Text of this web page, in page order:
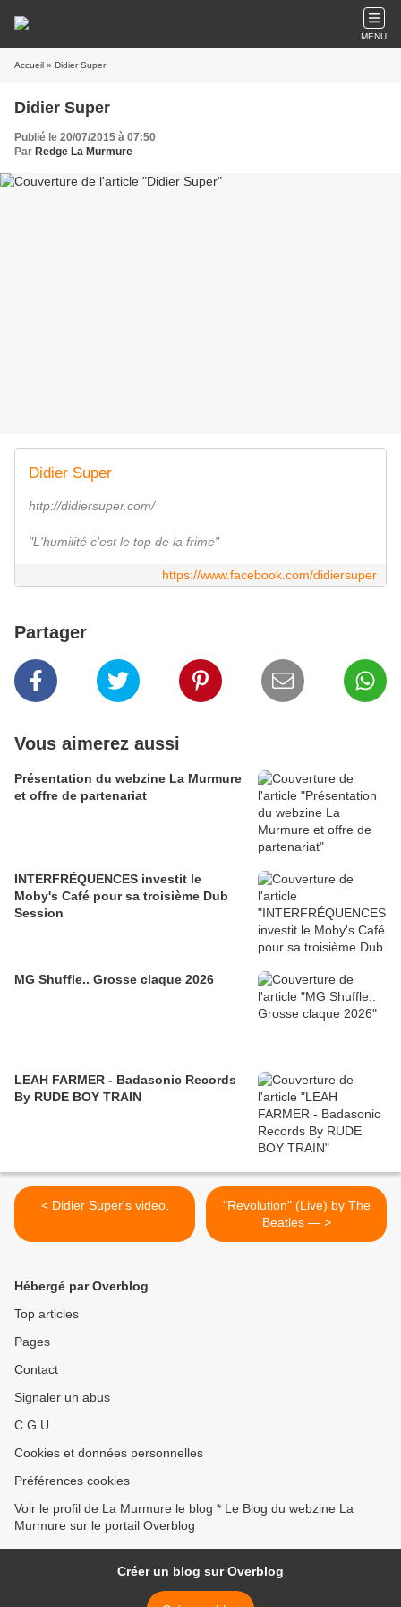
MENU
Accueil » Didier Super
Didier Super
Publié le 20/07/2015 à 07:50
Par Redge La Murmure
Didier Super
http://didiersuper.com/
"L'humilité c'est le top de la frime"
https://www.facebook.com/didiersuper
Partager
Vous aimerez aussi
Présentation du webzine La Murmure
et offre de partenariat
INTERFRÉQUENCES investit le
Moby's Café pour sa troisième Dub
Session
MG Shuffle.. Grosse claque 2026
LEAH FARMER - Badasonic Records
By RUDE BOY TRAIN
< Didier Super's video.
"Revolution" (Live) by The
Beatles — >
Hébergé par Overblog
Top articles
Pages
Contact
Signaler un abus
C.G.U.
Cookies et données personnelles
Préférences cookies
Voir le profil de La Murmure le blog * Le Blog du webzine La
Murmure sur le portail Overblog
Créer un blog sur Overblog